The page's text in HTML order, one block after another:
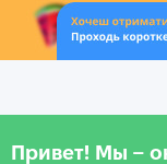
Привет! Мы –